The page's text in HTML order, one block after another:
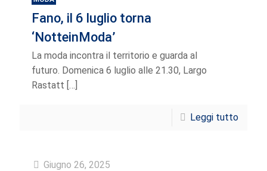
Fano, il 6 luglio torna
‘NotteinModa’
La moda incontra il territorio e guarda al
futuro. Domenica 6 luglio alle 21.30, Largo
Rastatt […]
Leggi tutto
Giugno 26, 2025